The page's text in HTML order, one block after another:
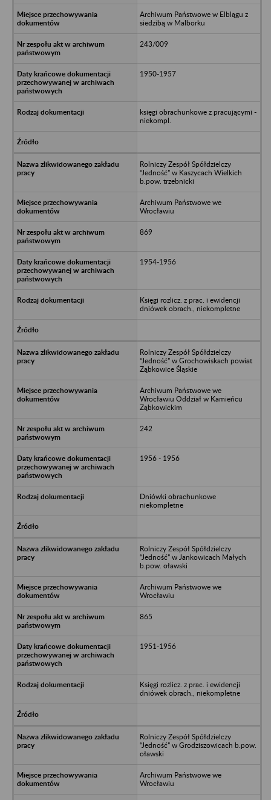
Archiwum Państwowe w Elblągu z
siedzibą w Malborku
243/009
1950-1957
księgi obrachunkowe z pracującymi -
niekompl.
Rolniczy Zespół Spółdzielczy
“Jedność” w Kaszycach Wielkich
b.pow. trzebnicki
Archiwum Państwowe we
Wrocławiu
869
1954-1956
Księgi rozlicz. z prac. i ewidencji
dniówek obrach., niekompletne
Rolniczy Zespół Spółdzielczy
“Jedność” w Grochowiskach powiat
Ząbkowice Śląskie
Archiwum Państwowe we
Wrocławiu Oddział w Kamieńcu
Ząbkowickim
242
1956 - 1956
Dniówki obrachunkowe
niekompletne
Rolniczy Zespół Spółdzielczy
“Jedność” w Jankowicach Małych
b.pow. oławski
Archiwum Państwowe we
Wrocławiu
865
1951-1956
Księgi rozlicz. z prac. i ewidencji
dniówek obrach., niekompletne
Rolniczy Zespół Spółdzielczy
“Jedność” w Grodziszowicach b.pow.
oławski
Archiwum Państwowe we
Wrocławiu